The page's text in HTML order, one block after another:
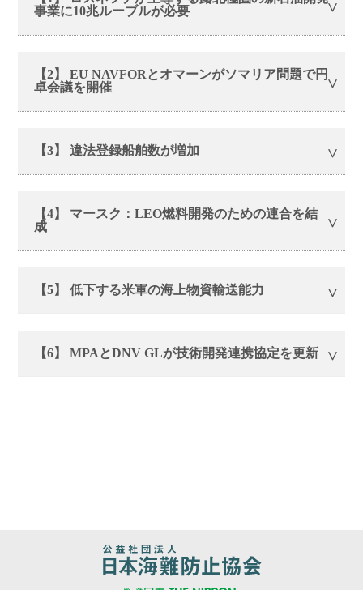
事業に10兆ルーブルが必要
【2】 EU NAVFORとオマーンがソマリア問題で円
卓会議を開催
【3】 違法登録船舶数が増加
【4】 マースク：LEO燃料開発のための連合を結
成
【5】 低下する米軍の海上物資輸送能力
【6】 MPAとDNV GLが技術開発連携協定を更新